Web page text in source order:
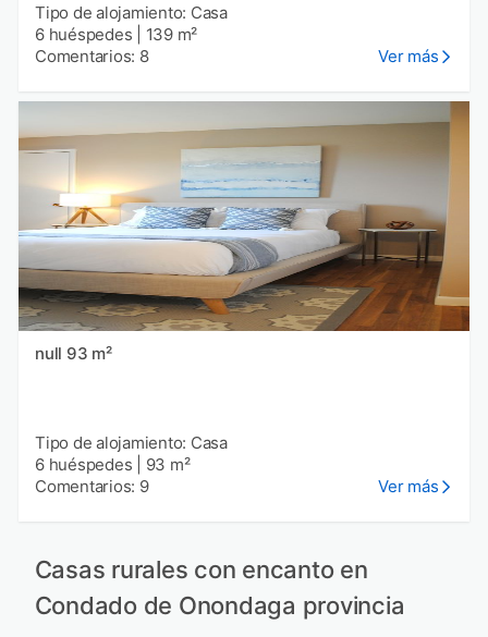
Tipo de alojamiento: Casa
6 huéspedes
139 m²
Comentarios: 8
Ver más
null 93 m²
Tipo de alojamiento: Casa
6 huéspedes
93 m²
Comentarios: 9
Ver más
Casas rurales con encanto en
Condado de Onondaga provincia